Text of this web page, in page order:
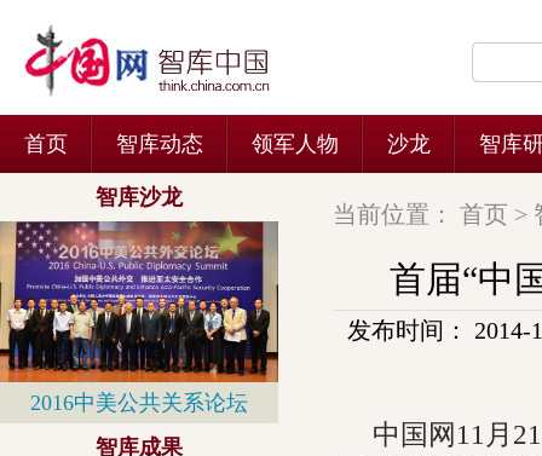
当前位置： 首页 >
首届“中
发布时间： 2014-
中国网11月